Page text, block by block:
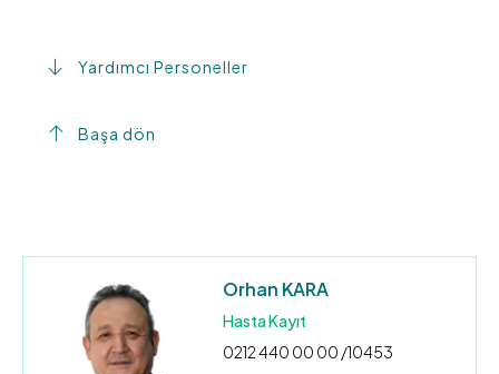
Yardımcı Personeller
Başa dön
Orhan KARA
Hasta Kayıt
0212 440 00 00 /10453